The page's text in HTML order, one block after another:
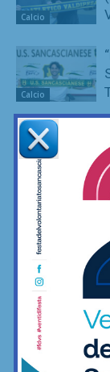
Calcio
Calcio
Calcetto
Calcetto
Calcetto